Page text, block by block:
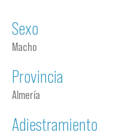
Sexo
Macho
Provincia
Almería
Adiestramiento